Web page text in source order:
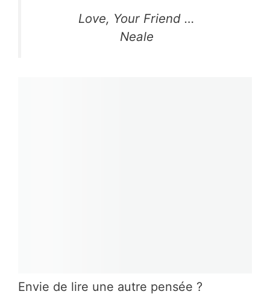
Love, Your Friend …
Neale
Envie de lire une autre pensée ?